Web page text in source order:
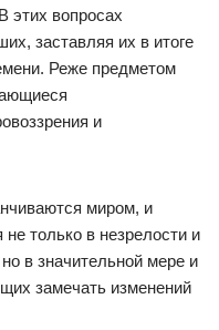
этих вопросах
заставляя их в итоге
Реже предметом
и
миром, и
не только в незрелости и
в значительной мере и
замечать изменений